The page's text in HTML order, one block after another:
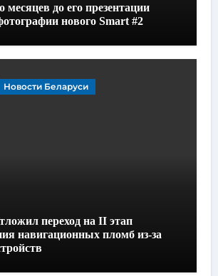
месяцев до его презентации
нового Smart #2
Новости Беларуси
переход на II этап
навигационных пломб из-за